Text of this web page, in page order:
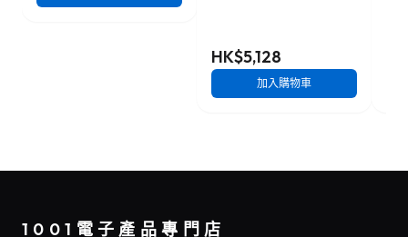
HK$5,128
加入購物車
1001電子產品專門店